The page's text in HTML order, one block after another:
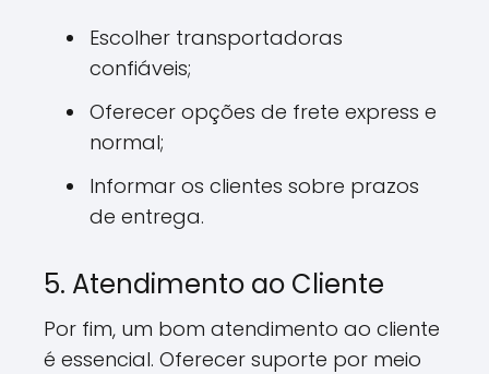
Escolher transportadoras
confiáveis;
Oferecer opções de frete express e
normal;
Informar os clientes sobre prazos
de entrega.
5. Atendimento ao Cliente
Por fim, um bom atendimento ao cliente
é essencial. Oferecer suporte por meio